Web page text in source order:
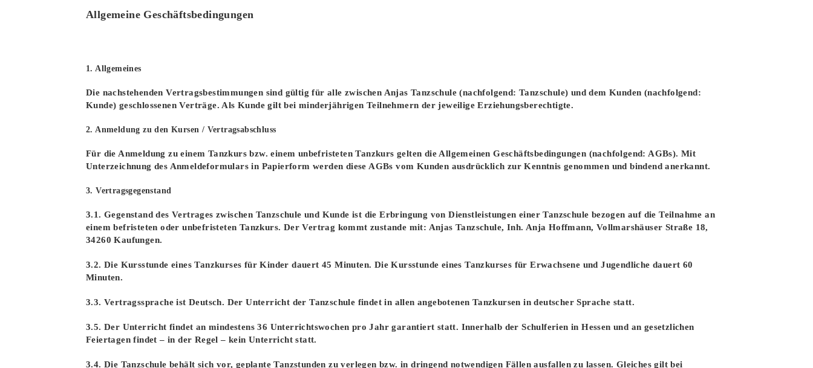
Allgemeine Geschäftsbedingungen
1. Allgemeines
Die nachstehenden Vertragsbestimmungen sind gültig für alle zwischen Anjas Tanzschule (nachfolgend: Tanzschule) und dem Kunden (nachfolgend:
Kunde) geschlossenen Verträge. Als Kunde gilt bei minderjährigen Teilnehmern der jeweilige Erziehungsberechtigte.
2. Anmeldung zu den Kursen / Vertragsabschluss
Für die Anmeldung zu einem Tanzkurs bzw. einem unbefristeten Tanzkurs gelten die Allgemeinen Geschäftsbedingungen (nachfolgend: AGBs). Mit
Unterzeichnung des Anmeldeformulars in Papierform werden diese AGBs vom Kunden ausdrücklich zur Kenntnis genommen und bindend anerkannt.
3. Vertragsgegenstand
3.1. Gegenstand des Vertrages zwischen Tanzschule und Kunde ist die Erbringung von Dienstleistungen einer Tanzschule bezogen auf die Teilnahme an
einem befristeten oder unbefristeten Tanzkurs. Der Vertrag kommt zustande mit: Anjas Tanzschule, Inh. Anja Hoffmann, Vollmarshäuser Straße 18,
34260 Kaufungen.
3.2. Die Kursstunde eines Tanzkurses für Kinder dauert 45 Minuten. Die Kursstunde eines Tanzkurses für Erwachsene und Jugendliche dauert 60
Minuten.
3.3. Vertragssprache ist Deutsch. Der Unterricht der Tanzschule findet in allen angebotenen Tanzkursen in deutscher Sprache statt.
3.5. Der Unterricht findet an mindestens 36 Unterrichtswochen pro Jahr garantiert statt. Innerhalb der Schulferien in Hessen und an gesetzlichen
Feiertagen findet – in der Regel – kein Unterricht statt.
3.4. Die Tanzschule behält sich vor, geplante Tanzstunden zu verlegen bzw. in dringend notwendigen Fällen ausfallen zu lassen. Gleiches gilt bei